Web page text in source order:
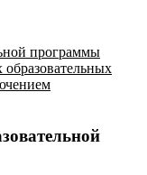
программы